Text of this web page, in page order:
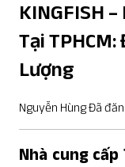
KINGFISH
Tại
Lượng
Nguyễn Hùng Đã
Nhà cung cấp